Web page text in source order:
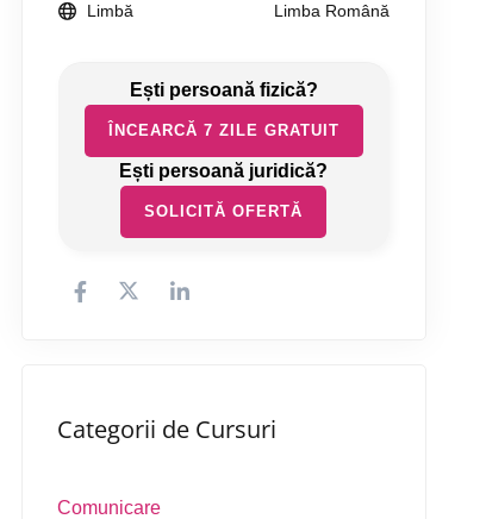
Limbă Limba Română
ÎNCEARCĂ 7 ZILE GRATUIT
SOLICITĂ OFERTĂ
Categorii de Cursuri
Comunicare